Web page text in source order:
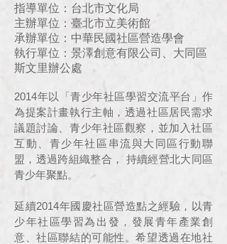
指導單位：台北市文化局
主辦單位：臺北市立美術館
承辦單位：中華民國社區營造學會
執行單位：景澤創意有限公司、大同區
斯文里辦公處
2014年以「青少年社區學習交流平台」作
為提案計畫執行主軸，透過社區居民需求
議題討論、青少年社區觀察，並加入社區
互動、青少年社區串流與大同區行動聯
盟，透過跨組織整合， 持續經營北大同區
青少年聚點。
延續2014年國慶社區營造點之經驗，以青
少年社區學習為出發，發展青年產業創
意、社區聯結的可能性。希望透過在地社